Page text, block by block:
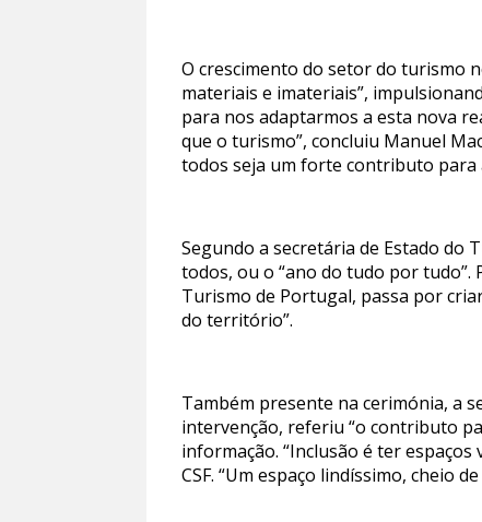
O crescimento do setor do turismo
materiais e imateriais”,
para nos adaptarmos a esta nova
que o turismo”, concluiu Manuel
todos seja um forte contributo para
Segundo a secretária de Estado do
todos, ou o “ano do tudo por
Turismo de Portugal, passa por
do território”.
Também presente na cerimónia, a
intervenção, referiu “o contributo
informação. “Inclusão é ter
CSF. “Um espaço lindíssimo, cheio